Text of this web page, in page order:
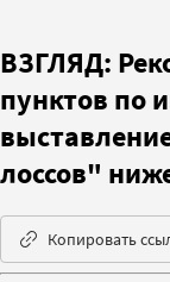
ВЗГЛЯД:
пунктов по
лоссов"
Копировать